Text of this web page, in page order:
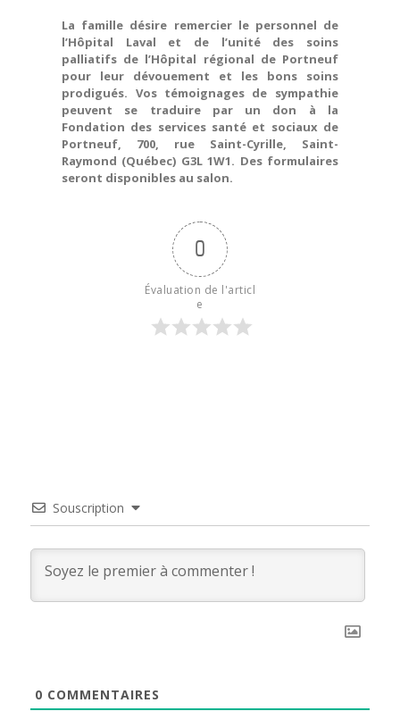
La famille désire remercier le personnel de
l’Hôpital Laval et de l’unité des soins
palliatifs de l’Hôpital régional de Portneuf
pour leur dévouement et les bons soins
prodigués. Vos témoignages de sympathie
peuvent se traduire par un don à la
Fondation des services santé et sociaux de
Portneuf, 700, rue Saint-Cyrille, Saint-
Raymond (Québec) G3L 1W1. Des formulaires
seront disponibles au salon.
0
Évaluation de l'articl
e
Souscription
0 COMMENTAIRES